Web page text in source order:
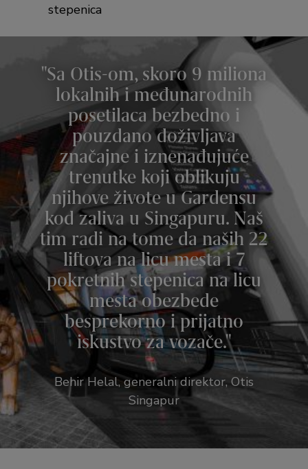
stepenica
Sa Otis-om, skoro 9 miliona
lokalnih i međunarodnih
posetilaca bezbedno i
pouzdano doživljava
značajne i iznenađujuće
trenutke koji oblikuju
njihove živote u Gardensu
kod zaliva u Singapuru. Naš
tim radi na tome da naših 22
liftova na licu mesta i 7
pokretnih stepenica na licu
mesta obezbede
besprekorno i prijatno
iskustvo za vozače.
Behir Helal, generalni direktor, Otis
Singapur